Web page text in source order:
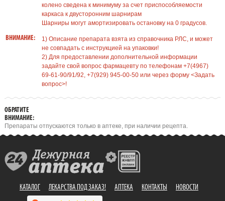
колено сведена к минимуму за счет приспособляемости
каркаса к двусторонним шарнирам
Шарниры могут амортизировать остановку на 0 градусов.
ВНИМАНИЕ:
1) Описание препарата взята из справочника РЛС, и может
не совпадать с инструкцией на упаковки!
2) Для предоставлении дополнительной информации
задайте свой вопрос фармацевту по телефонам +7(4967)
69-61-90/91/92, +7(929) 945-00-50 или через форму <Задать
вопрос>!
ОБРАТИТЕ
ВНИМАНИЕ:
Препараты отпускаются только в аптеке, при наличии рецепта.
КАТАЛОГ ЛЕКАРСТВА ПОД ЗАКАЗ! АПТЕКА КОНТАКТЫ НОВОСТИ